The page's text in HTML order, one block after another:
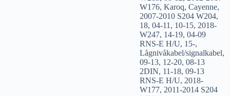
W176,Karoq,Cayenne,
2007-2010 S204 W204,
18,04-11 , 10-15, 2018-
W247, 14-19,04-09
RNS-E H/U, 15-,
Lågnivåkabel/signalkabel,
09-13, 12-20,08-13
2DIN, 11-18,09-13
RNS-E H/U, 2018-
W177, 2011-2014 S204